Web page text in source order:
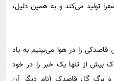
تولید می‌کند و به همین دلیل،
را در هوا می‌بینیم به یاد
بیش از تنها یک خبر را در خود